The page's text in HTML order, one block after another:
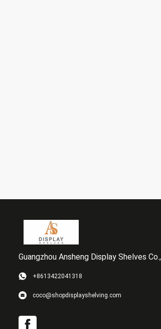
Guangzhou Ansheng Display Shelves
+8613422041318
coco@shopdisplayshelving.com